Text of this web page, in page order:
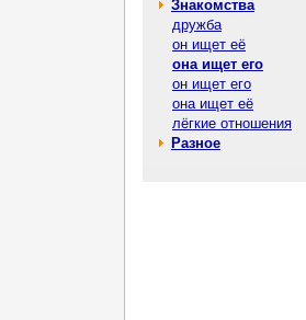
Знакомства
дружба
он ищет её
она ищет его
он ищет его
она ищет её
лёгкие отношения
Разное